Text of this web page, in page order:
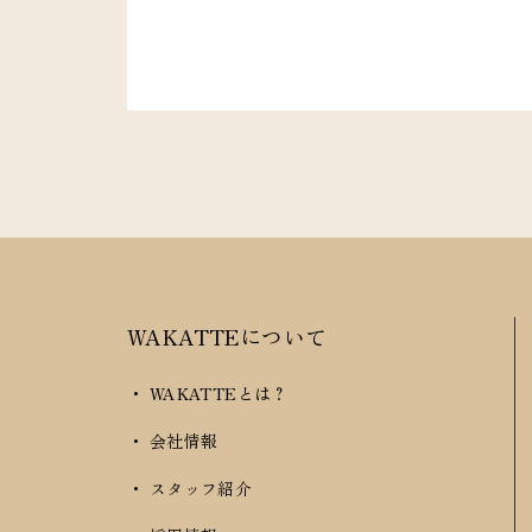
WAKATTEについて
・ WAKATTEとは？
・ 会社情報
・ スタッフ紹介